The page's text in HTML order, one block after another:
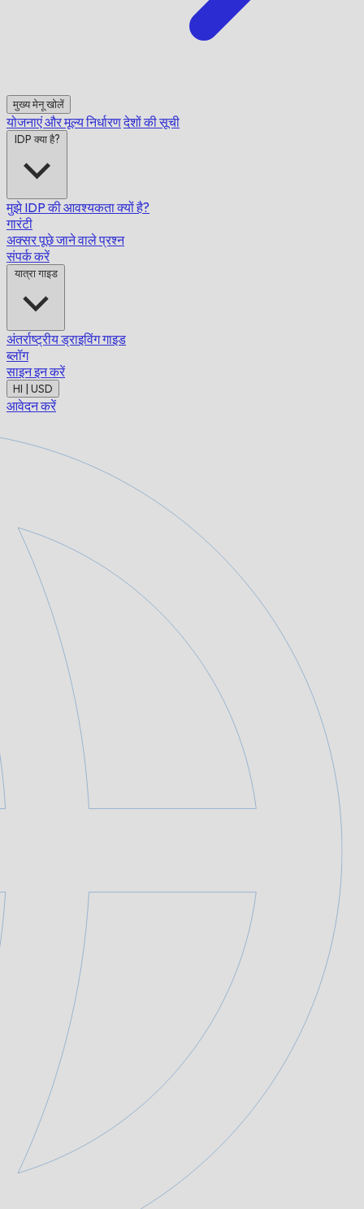
मुख्य मेनू खोलें
योजनाएं और मूल्य निर्धारणदेशों की सूची
IDP क्या है?
मुझे IDP की आवश्यकता क्यों है?
गारंटी
अक्सर पूछे जाने वाले प्रश्न
संपर्क करें
यात्रा गाइड
अंतर्राष्ट्रीय ड्राइविंग गाइड
ब्लॉग
साइन इन करें
HI | USD
आवेदन करें